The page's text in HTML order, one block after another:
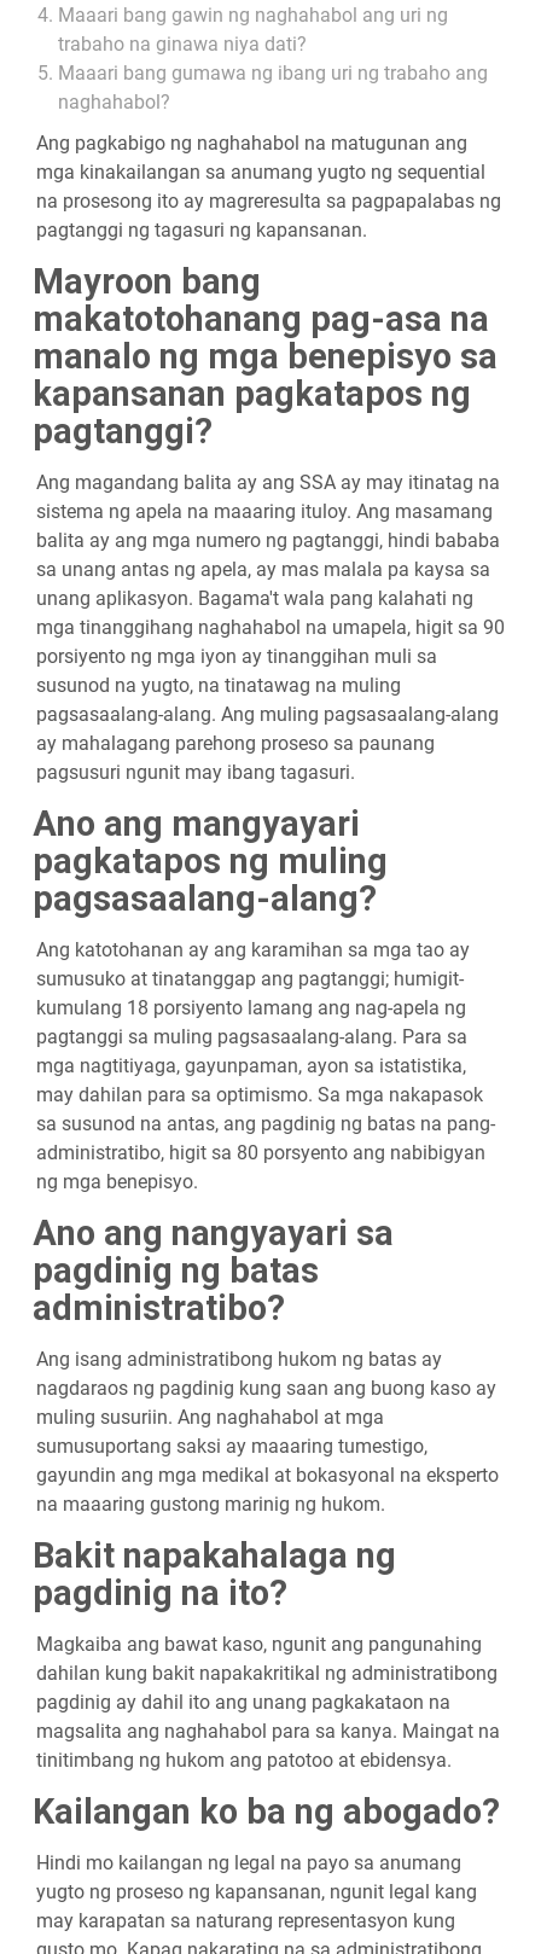
Maaari bang gawin ng naghahabol ang uri ng
trabaho na ginawa niya dati?
Maaari bang gumawa ng ibang uri ng trabaho ang
naghahabol?
Ang pagkabigo ng naghahabol na matugunan ang
mga kinakailangan sa anumang yugto ng sequential
na prosesong ito ay magreresulta sa pagpapalabas ng
pagtanggi ng tagasuri ng kapansanan.
Mayroon bang
makatotohanang pag-asa na
manalo ng mga benepisyo sa
kapansanan pagkatapos ng
pagtanggi?
Ang magandang balita ay ang SSA ay may itinatag na
sistema ng apela na maaaring ituloy. Ang masamang
balita ay ang mga numero ng pagtanggi, hindi bababa
sa unang antas ng apela, ay mas malala pa kaysa sa
unang aplikasyon. Bagama't wala pang kalahati ng
mga tinanggihang naghahabol na umapela, higit sa 90
porsiyento ng mga iyon ay tinanggihan muli sa
susunod na yugto, na tinatawag na muling
pagsasaalang-alang. Ang muling pagsasaalang-alang
ay mahalagang parehong proseso sa paunang
pagsusuri ngunit may ibang tagasuri.
Ano ang mangyayari
pagkatapos ng muling
pagsasaalang-alang?
Ang katotohanan ay ang karamihan sa mga tao ay
sumusuko at tinatanggap ang pagtanggi; humigit-
kumulang 18 porsiyento lamang ang nag-apela ng
pagtanggi sa muling pagsasaalang-alang. Para sa
mga nagtitiyaga, gayunpaman, ayon sa istatistika,
may dahilan para sa optimismo. Sa mga nakapasok
sa susunod na antas, ang pagdinig ng batas na pang-
administratibo, higit sa 80 porsyento ang nabibigyan
ng mga benepisyo.
Ano ang nangyayari sa
pagdinig ng batas
administratibo?
Ang isang administratibong hukom ng batas ay
nagdaraos ng pagdinig kung saan ang buong kaso ay
muling susuriin. Ang naghahabol at mga
sumusuportang saksi ay maaaring tumestigo,
gayundin ang mga medikal at bokasyonal na eksperto
na maaaring gustong marinig ng hukom.
Bakit napakahalaga ng
pagdinig na ito?
Magkaiba ang bawat kaso, ngunit ang pangunahing
dahilan kung bakit napakakritikal ng administratibong
pagdinig ay dahil ito ang unang pagkakataon na
magsalita ang naghahabol para sa kanya. Maingat na
tinitimbang ng hukom ang patotoo at ebidensya.
Kailangan ko ba ng abogado?
Hindi mo kailangan ng legal na payo sa anumang
yugto ng proseso ng kapansanan, ngunit legal kang
may karapatan sa naturang representasyon kung